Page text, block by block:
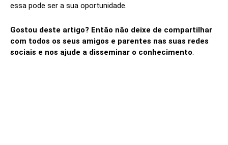
essa pode ser a sua oportunidade.
Gostou deste artigo? Então não deixe de compartilhar
com todos os seus amigos e parentes nas suas redes
sociais e nos ajude a disseminar o conhecimento.